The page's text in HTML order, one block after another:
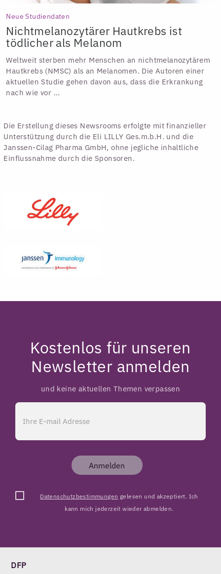
Neue Studiendaten
Nichtmelanozytärer Hautkrebs ist
tödlicher als Melanom
Weltweit sterben mehr Menschen an nichtmelanozytärem
Hautkrebs (NMSC) als an Melanomen. Die Autoren einer
aktuellen Studie gehen davon aus, dass die Erkrankung
nach wie vor ...
Die Erstellung dieses Newsrooms erfolgte mit finanzieller
Unterstützung durch die Eli LILLY Ges.m.b.H. und die
Janssen-Cilag Pharma GmbH, ohne jegliche inhaltliche
Einflussnahme durch die Sponsoren.
Kostenlos für unseren
Newsletter anmelden
und keine aktuellen Themen verpassen
Anmelden
Datenschutzbestimmungen gelesen und akzeptiert. Ich
kann mich jederzeit wieder abmelden.
DFP